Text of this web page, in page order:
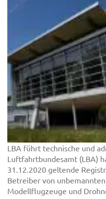
LBA führt technische und
Luftfahrtbundesamt (LBA)
31.12.2020 geltende
Betreiber von
Modellflugzeuge und